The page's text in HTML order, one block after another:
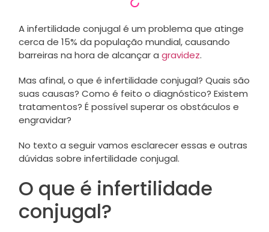
A infertilidade conjugal é um problema que atinge
cerca de 15% da população mundial, causando
barreiras na hora de alcançar a gravidez.
Mas afinal, o que é infertilidade conjugal? Quais são
suas causas? Como é feito o diagnóstico? Existem
tratamentos? É possível superar os obstáculos e
engravidar?
No texto a seguir vamos esclarecer essas e outras
dúvidas sobre infertilidade conjugal.
O que é infertilidade
conjugal?